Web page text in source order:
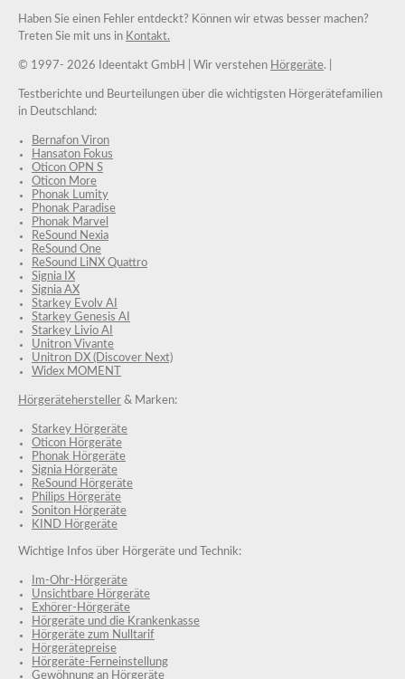
Haben Sie einen Fehler entdeckt? Können wir etwas besser machen?
Treten Sie mit uns in Kontakt.
© 1997- 2026 Ideentakt GmbH | Wir verstehen Hörgeräte. |
Testberichte und Beurteilungen über die wichtigsten Hörgerätefamilien
in Deutschland:
Bernafon Viron
Hansaton Fokus
Oticon OPN S
Oticon More
Phonak Lumity
Phonak Paradise
Phonak Marvel
ReSound Nexia
ReSound One
ReSound LiNX Quattro
Signia IX
Signia AX
Starkey Evolv AI
Starkey Genesis AI
Starkey Livio AI
Unitron Vivante
Unitron DX (Discover Next)
Widex MOMENT
Hörgerätehersteller & Marken:
Starkey Hörgeräte
Oticon Hörgeräte
Phonak Hörgeräte
Signia Hörgeräte
ReSound Hörgeräte
Philips Hörgeräte
Soniton Hörgeräte
KIND Hörgeräte
Wichtige Infos über Hörgeräte und Technik:
Im-Ohr-Hörgeräte
Unsichtbare Hörgeräte
Exhörer-Hörgeräte
Hörgeräte und die Krankenkasse
Hörgeräte zum Nulltarif
Hörgerätepreise
Hörgeräte-Ferneinstellung
Gewöhnung an Hörgeräte